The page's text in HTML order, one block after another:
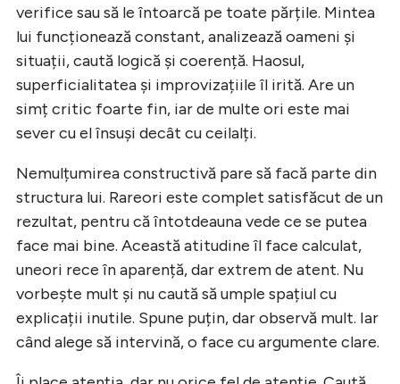
verifice sau să le întoarcă pe toate părțile. Mintea
lui funcționează constant, analizează oameni și
situații, caută logică și coerență. Haosul,
superficialitatea și improvizațiile îl irită. Are un
simț critic foarte fin, iar de multe ori este mai
sever cu el însuși decât cu ceilalți.
Nemulțumirea constructivă pare să facă parte din
structura lui. Rareori este complet satisfăcut de un
rezultat, pentru că întotdeauna vede ce se putea
face mai bine. Această atitudine îl face calculat,
uneori rece în aparență, dar extrem de atent. Nu
vorbește mult și nu caută să umple spațiul cu
explicații inutile. Spune puțin, dar observă mult. Iar
când alege să intervină, o face cu argumente clare.